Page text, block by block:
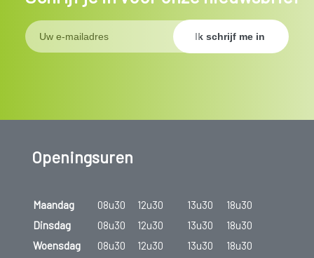
Openingsuren
Maandag 08u30 12u30 13u30
18u30
Dinsdag
08u30 12u30 13u30
18u30
Woensdag
08u30 12u30 13u30
18u30